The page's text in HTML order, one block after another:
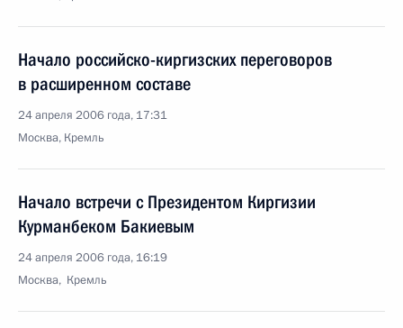
Начало российско-киргизских переговоров
в расширенном составе
24 апреля 2006 года, 17:31
Москва, Кремль
Начало встречи с Президентом Киргизии
Курманбеком Бакиевым
24 апреля 2006 года, 16:19
Москва, Кремль